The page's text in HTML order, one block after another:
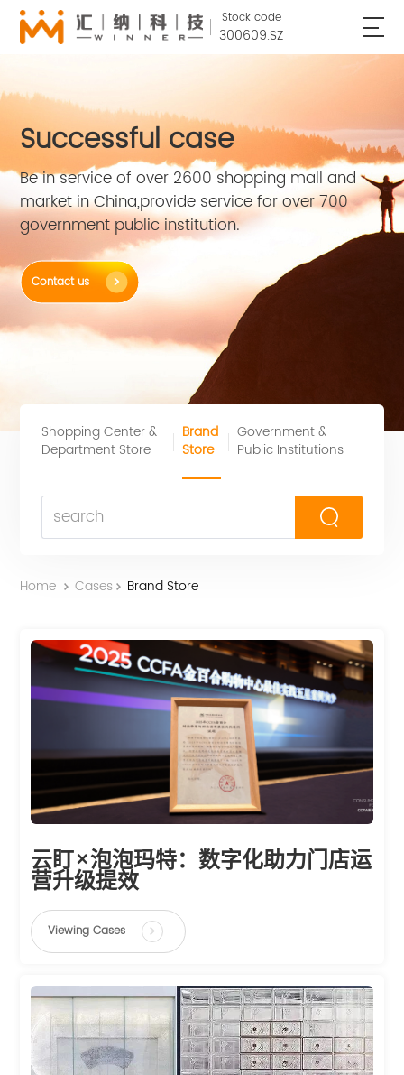
Stock code
300609.SZ
Successful case
Be in service of over 2600 shopping mall and
market in China,provide service for over 700
government public institution.
Contact us
Shopping Center &
Department Store
Brand
Store
Government &
Public Institutions
Home Cases Brand Store
云盯×泡泡玛特：数字化助力门店运
营升级提效
Viewing Cases